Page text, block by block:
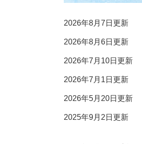
2026年8月7日更新
2026年8月6日更新
2026年7月10日更新
2026年7月1日更新
2026年5月20日更新
2025年9月2日更新